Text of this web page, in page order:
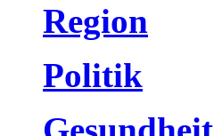
Region
Politik